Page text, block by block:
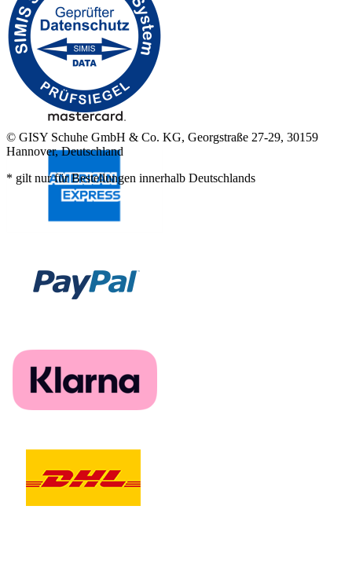
© GISY Schuhe GmbH & Co. KG, Georgstraße 27-29, 30159
Hannover, Deutschland
* gilt nur für Bestellungen innerhalb Deutschlands